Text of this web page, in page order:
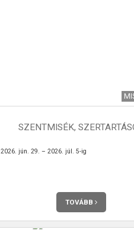
SZENTMISÉK,
2026. jún. 29. – 2026. júl. 5-ig
TOVÁBB